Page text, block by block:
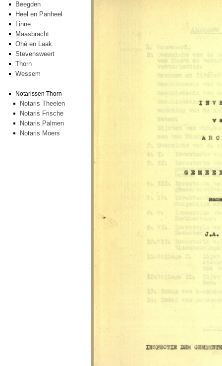
Beegden
Heel en Panheel
Linne
Maasbracht
Ohé en Laak
Stevensweert
Thorn
Wessem
Notarissen Thorn
Notaris Theelen
Notaris Frische
Notaris Palmen
Notaris Moers